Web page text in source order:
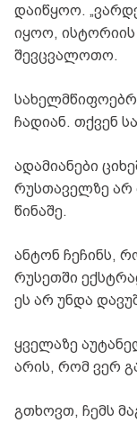
დაიწყოო.
იყოო,
შევცვალოთო.
ჩადიან. თქვენ
ადამიანები
რუსთაველზე არ
წინაშე.
ანტონ ჩეჩინს,
რუსეთში
ეს არ უნდა
ყველაზე
არის, რომ ვერ
გთხოვთ, ჩემს